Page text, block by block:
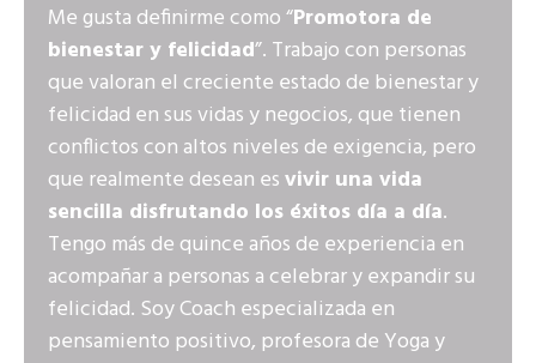
Me gusta definirme como “Promotora de
bienestar y felicidad”. Trabajo con personas
que valoran el creciente estado de bienestar y
felicidad en sus vidas y negocios, que tienen
conflictos con altos niveles de exigencia, pero
que realmente desean esvivir una vida
sencilla disfrutando los éxitos día a día.
Tengo más de quince años de experiencia en
acompañar a personas a celebrar y expandir su
felicidad. Soy Coach especializada en
pensamiento positivo, profesora de Yoga y